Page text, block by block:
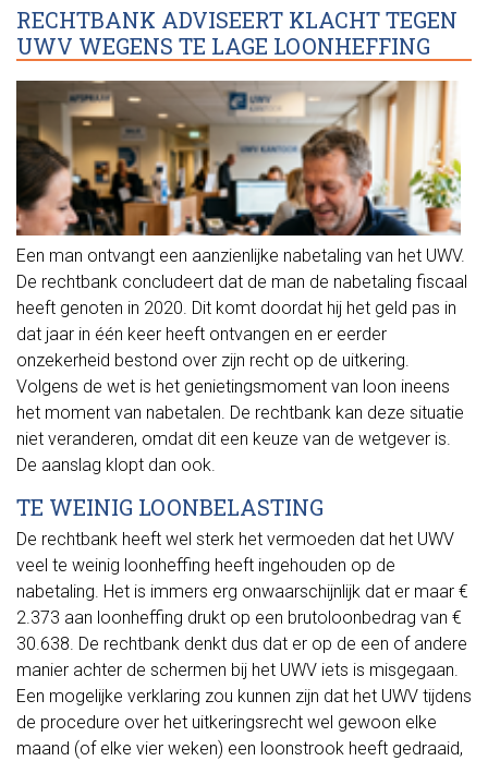
RECHTBANK ADVISEERT KLACHT TEGEN
UWV WEGENS TE LAGE LOONHEFFING
Een man ontvangt een aanzienlijke nabetaling van het UWV.
De rechtbank concludeert dat de man de nabetaling fiscaal
heeft genoten in 2020. Dit komt doordat hij het geld pas in
dat jaar in één keer heeft ontvangen en er eerder
onzekerheid bestond over zijn recht op de uitkering.
Volgens de wet is het genietingsmoment van loon ineens
het moment van nabetalen. De rechtbank kan deze situatie
niet veranderen, omdat dit een keuze van de wetgever is.
De aanslag klopt dan ook.
TE WEINIG LOONBELASTING
De rechtbank heeft wel sterk het vermoeden dat het UWV
veel te weinig loonheffing heeft ingehouden op de
nabetaling. Het is immers erg onwaarschijnlijk dat er maar €
2.373 aan loonheffing drukt op een brutoloonbedrag van €
30.638. De rechtbank denkt dus dat er op de een of andere
manier achter de schermen bij het UWV iets is misgegaan.
Een mogelijke verklaring zou kunnen zijn dat het UWV tijdens
de procedure over het uitkeringsrecht wel gewoon elke
maand (of elke vier weken) een loonstrook heeft gedraaid,